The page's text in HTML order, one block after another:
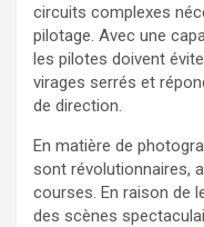
circuits complexes
pilotage. Avec une
les pilotes doivent
virages serrés et
de direction.
En matière de
sont révolutionnaires,
courses. En raison de
des scènes